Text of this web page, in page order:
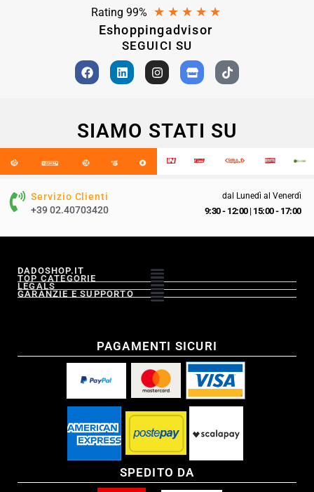
Rating 99% ★ ★ ★ ★ ★
Eshoppingadvisor
SEGUICI SU
SIAMO STATI SU
Servizio Clienti
+39 02.40703420
dal Lunedì al Venerdì
9:30 - 12:00| 15:00 - 17:00
DADOSHOP.IT
TOP CATEGORIE
LEGALS
GARANZIE E SUPPORTO
PAGAMENTI SICURI
SPEDITO DA